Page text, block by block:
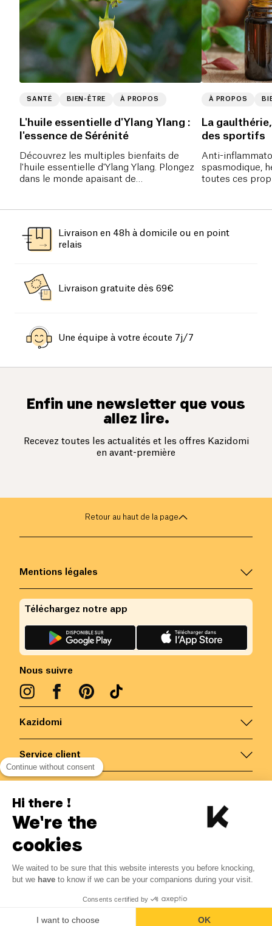
SANTÉ BIEN-ÊTRE À PROPOS
L'huile essentielle d'Ylang Ylang :
l'essence de Sérénité
Découvrez les multiples bienfaits de
l'huile essentielle d'Ylang Ylang. Plongez
dans le monde apaisant de
stimuler la libido et améliorer la santé de
la peau.
À PROPOS
La
des sportifs
Anti-
spasmodique,
toutes ces
Livraison en 48h à domicile ou en point
relais
Livraison gratuite dès 69€
Une équipe à votre écoute 7j/7
Enfin une newsletter que vous
allez lire.
Recevez toutes les actualités et les offres Kazidomi
en avant-première
9.32€ 6.99€ -25% ?
Economisez 2.33 € avec K+
Me notifier
Retour au haut de la page
Kazidomi
Service client
Mentions légales
Nous suivre
Téléchargez notre app
Belgique/FR
Tous droits réservés
Continue without consent
Hi there !
We're the
cookies
We waited to be sure that this website interests you before knocking,
but we have to know if we can be your companions during your visit.
Consents certified by
I want to choose OK